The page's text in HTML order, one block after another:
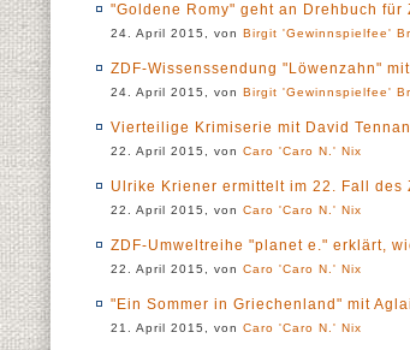
"Goldene Romy" geht an Drehbuch für
24. April 2015, von Birgit 'Gewinnspielfee'
ZDF-Wissenssendung "Löwenzahn"
24. April 2015, von Birgit 'Gewinnspielfee'
Vierteilige Krimiserie mit David
22. April 2015, von Caro 'Caro N.' Nix
Ulrike Kriener ermittelt im 22. Fall des
22. April 2015, von Caro 'Caro N.' Nix
ZDF-Umweltreihe "planet e." erklärt,
22. April 2015, von Caro 'Caro N.' Nix
"Ein Sommer in Griechenland" mit
21. April 2015, von Caro 'Caro N.' Nix